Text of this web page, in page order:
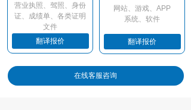
翻译报价
营业执照、驾照、身份
证、成绩单、各类证明
文件
在线客服咨询
翻译报价
网站、游戏、APP
系统、软件